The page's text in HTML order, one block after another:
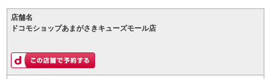
店舗名
ドコモショップあまがさきキューズモール店